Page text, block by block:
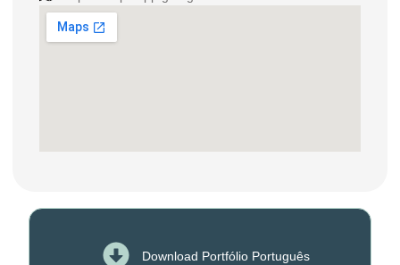
Download Portfólio Português